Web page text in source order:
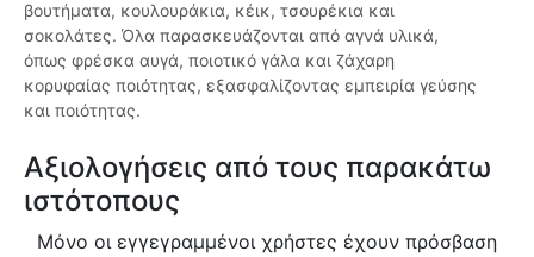
βουτήματα, κουλουράκια, κέικ, τσουρέκια και
σοκολάτες. Όλα παρασκευάζονται από αγνά υλικά,
όπως φρέσκα αυγά, ποιοτικό γάλα και ζάχαρη
κορυφαίας ποιότητας, εξασφαλίζοντας εμπειρία γεύσης
και ποιότητας.
Αξιολογήσεις από τους παρακάτω
ιστότοπους
Μόνο οι εγγεγραμμένοι χρήστες έχουν πρόσβαση